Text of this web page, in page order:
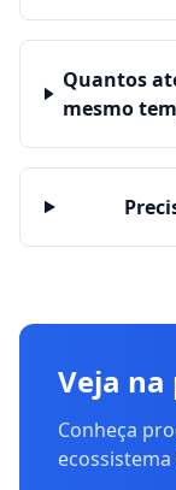
Quantos
mesmo
Veja
Conheça
ecossistema